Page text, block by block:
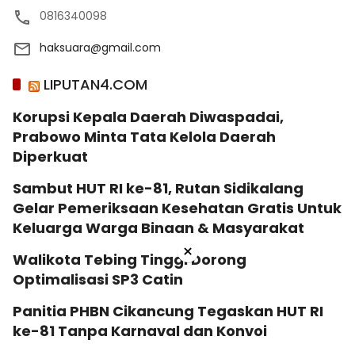
0816340098
haksuara@gmail.com
LIPUTAN4.COM
Korupsi Kepala Daerah Diwaspadai,
Prabowo Minta Tata Kelola Daerah
Diperkuat
Sambut HUT RI ke-81, Rutan Sidikalang
Gelar Pemeriksaan Kesehatan Gratis Untuk
Keluarga Warga Binaan & Masyarakat
Walikota Tebing Tinggi Dorong
Optimalisasi SP3 Catin
Panitia PHBN Cikancung Tegaskan HUT RI
ke-81 Tanpa Karnaval dan Konvoi
×